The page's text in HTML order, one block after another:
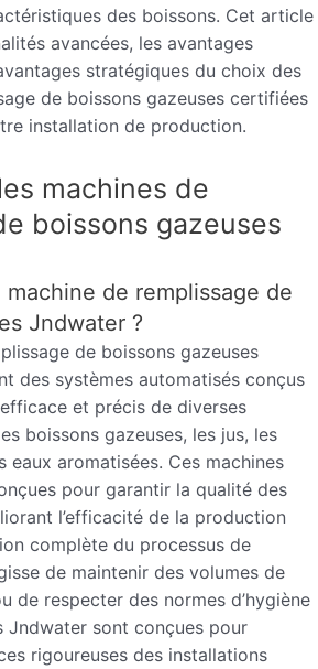
des boissons. Cet article
avancées, les avantages
stratégiques du choix des
de boissons gazeuses certifiées
installation de production.
machines de
boissons gazeuses
machine de remplissage de
Jndwater ?
de boissons gazeuses
des systèmes automatisés conçus
et précis de diverses
boissons gazeuses, les jus, les
eaux aromatisées. Ces machines
pour garantir la qualité des
l’efficacité de la production
complète du processus de
de maintenir des volumes de
de respecter des normes d’hygiène
Jndwater sont conçues pour
rigoureuses des installations